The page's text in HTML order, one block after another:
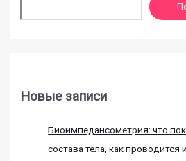
Новые записи
Биоимпедансометрия: что
состава тела, как проводится